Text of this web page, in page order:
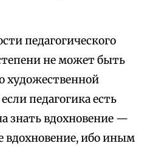
педагогического
не может быть
художественной
педагогика есть
знать вдохновение —
вдохновение, ибо иным